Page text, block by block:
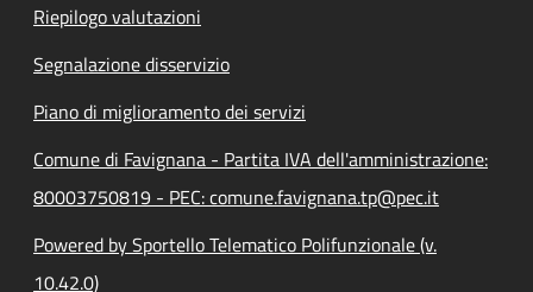
Riepilogo valutazioni
Segnalazione disservizio
Piano di miglioramento dei servizi
Comune di Favignana - Partita IVA dell'amministrazione:
80003750819 - PEC: comune.favignana.tp@pec.it
Powered by Sportello Telematico Polifunzionale (v.
10.42.0)